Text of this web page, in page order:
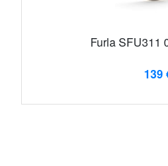
Furla SFU311
139